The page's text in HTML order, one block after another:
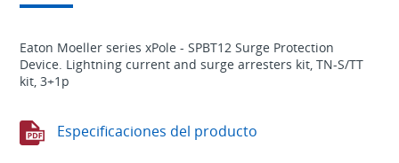
Eaton Moeller series xPole - SPBT12 Surge Protection
Device. Lightning current and surge arresters kit, TN-S/TT
kit, 3+1p
Especificaciones del producto